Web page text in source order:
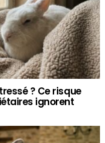
? Ce risque
ignorent